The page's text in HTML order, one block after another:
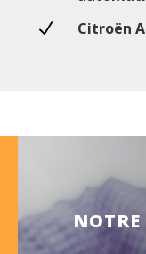
N
Citroën